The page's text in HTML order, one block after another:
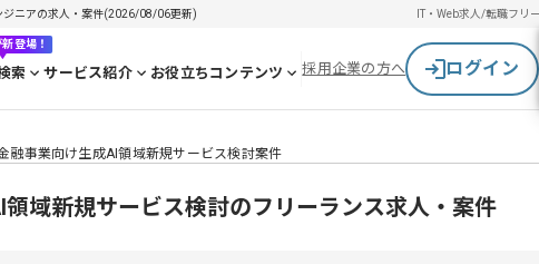
ジニアの求人・案件(2026/08/06更新) IT・Web求人/転職フリ
登場！
索 サービス紹介 お役立ちコンテンツ 採用企業の方へ ログイン
融事業向け生成AI領域新規サービス検討案件
領域新規サービス検討のフリーランス求人・案件